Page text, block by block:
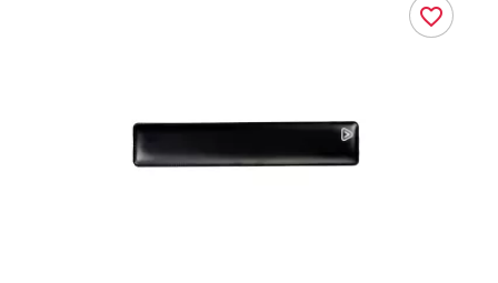
favorite_border